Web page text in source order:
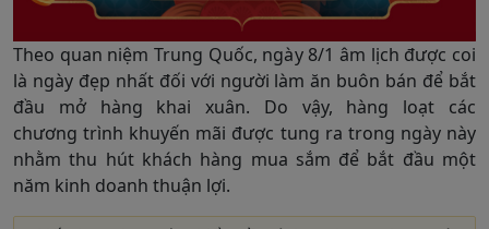
Theo quan niệm Trung Quốc, ngày 8/1 âm lịch được coi
là ngày đẹp nhất đối với người làm ăn buôn bán để bắt
đầu mở hàng khai xuân. Do vậy, hàng loạt các
chương trình khuyến mãi được tung ra trong ngày này
nhằm thu hút khách hàng mua sắm để bắt đầu một
năm kinh doanh thuận lợi.